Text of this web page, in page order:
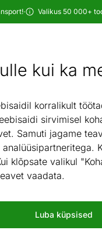
kui ka
korralikult
sirvimisel
Samuti jagame
klõpsate valikul
vaadata.
Luba küpsised
· Valikus 50 000+